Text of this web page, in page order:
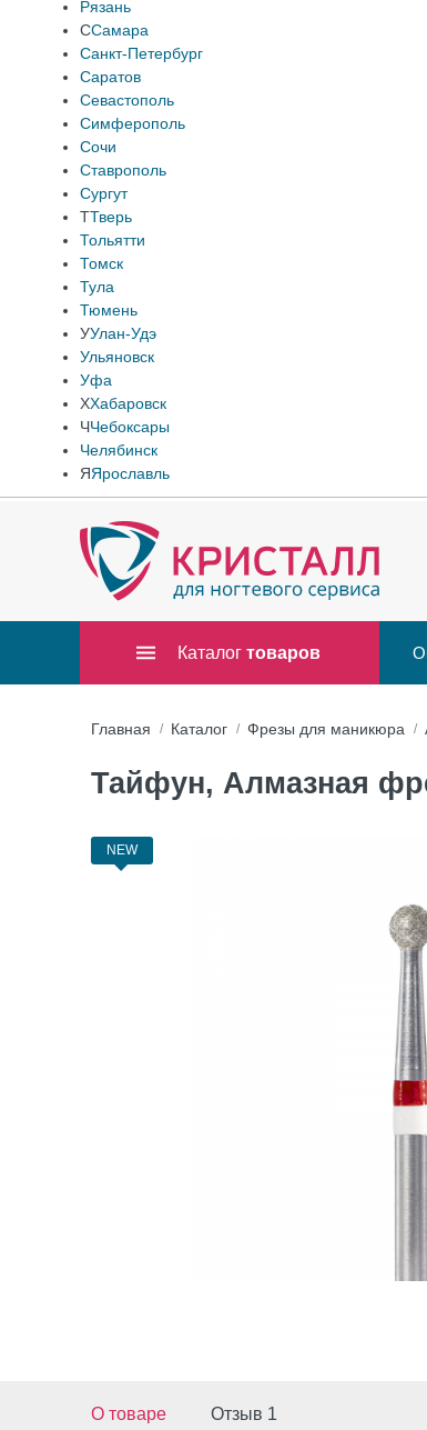
Рязань
ССамара
Санкт-Петербург
Саратов
Севастополь
Симферополь
Сочи
Ставрополь
Сургут
ТТверь
Тольятти
Томск
Тула
Тюмень
УУлан-Удэ
Ульяновск
Уфа
ХХабаровск
ЧЧебоксары
Челябинск
ЯЯрославль
Каталог товаров
Главная Каталог Фрезы для маникюра
Тайфун, Алмазная
NEW
О товаре Отзыв 1